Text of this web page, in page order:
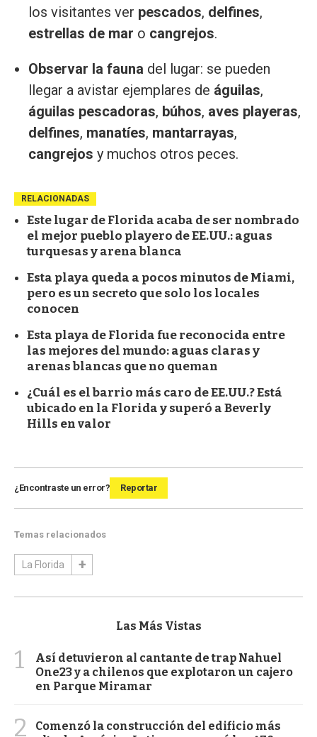
los visitantes ver pescados, delfines,
estrellas de mar o cangrejos.
Observar la fauna del lugar: se pueden
llegar a avistar ejemplares de águilas,
águilas pescadoras, búhos, aves playeras,
delfines, manatíes, mantarrayas,
cangrejos y muchos otros peces.
RELACIONADAS
Este lugar de Florida acaba de ser nombrado
el mejor pueblo playero de EE.UU.: aguas
turquesas y arena blanca
Esta playa queda a pocos minutos de Miami,
pero es un secreto que solo los locales
conocen
Esta playa de Florida fue reconocida entre
las mejores del mundo: aguas claras y
arenas blancas que no queman
¿Cuál es el barrio más caro de EE.UU.? Está
ubicado en la Florida y superó a Beverly
Hills en valor
¿Encontraste un error? Reportar
Temas relacionados
La Florida
Las Más Vistas
1
Así detuvieron al cantante de trap Nahuel
One23 y a chilenos que explotaron un cajero
en Parque Miramar
2
Comenzó la construcción del edificio más